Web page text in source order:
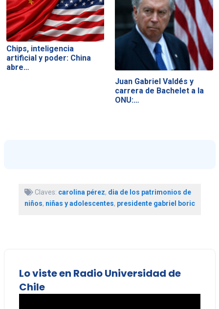
Chips, inteligencia
artificial y poder: China
abre…
Juan Gabriel Valdés y
carrera de Bachelet a la
ONU:…
Claves: carolina pérez, dia de los patrimonios de
niños, niñas y adolescentes, presidente gabriel boric
Lo viste en Radio Universidad de
Chile